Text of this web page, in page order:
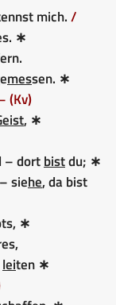
mich./
∗
messen. ∗
(Kv)
, ∗
– dortbistdu; ∗
siehe, da bist
∗
leiten ∗